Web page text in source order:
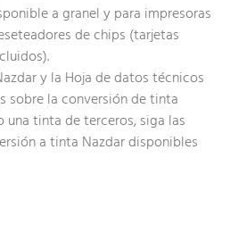
a granel y para impresoras
de chips (tarjetas
y la Hoja de datos técnicos
sobre la conversión de tinta
una tinta de terceros, siga las
a tinta Nazdar disponibles